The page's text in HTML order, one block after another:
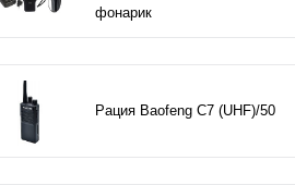
фонарик
Рация Baofeng C7 (UHF)/50